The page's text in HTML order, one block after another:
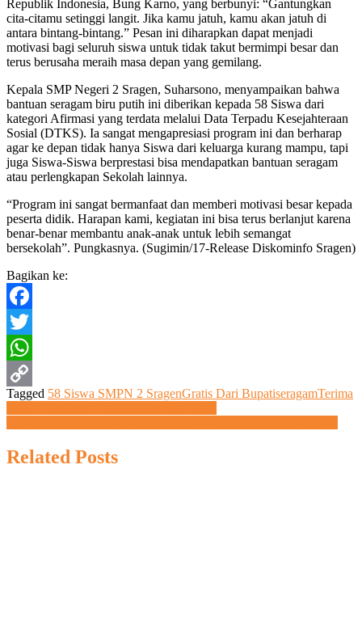
Republik Indonesia, Bung Karno, yang berbunyi: “Gantungkan
cita-citamu setinggi langit. Jika kamu jatuh, kamu akan jatuh di
antara bintang-bintang.” Pesan ini diharapkan dapat menjadi
motivasi bagi seluruh siswa untuk tidak takut bermimpi besar dan
terus berusaha meraih masa depan yang gemilang.
Kepala SMP Negeri 2 Sragen, Suharsono, menyampaikan bahwa
bantuan seragam biru putih ini diberikan kepada 58 Siswa dari
kategori Afirmasi yang terdata melalui Data Terpadu Kesejahteraan
Sosial (DTKS). Ia sangat mengapresiasi program ini dan berharap
agar ke depan tidak hanya Siswa dari keluarga kurang mampu, tapi
juga Siswa-Siswa berprestasi bisa mendapatkan bantuan seragam
atau perlengkapan Sekolah lainnya.
“Program ini sangat bermanfaat dan memberi motivasi besar kepada
peserta didik. Harapan kami, kegiatan ini bisa terus berlanjut karena
benar-benar membantu anak-anak untuk lebih semangat
bersekolah”. Pungkasnya. (Sugimin/17-Release Diskominfo Sragen)
Bagikan ke:
Facebook
Twitter
WhatsApp
Copy
Tagged 58 Siswa SMPN 2 SragenGratis Dari BupatiseragamTerima
Navigasi
pos
Related Posts